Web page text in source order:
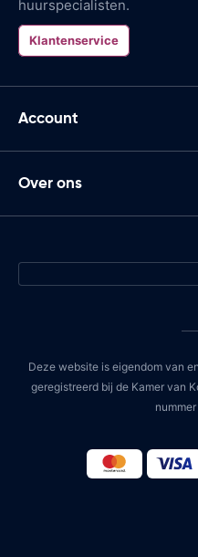
huurspecialisten.
Klantenservice
Account
Over ons
Deze website is eigendom van
geregistreerd bij de Kamer van